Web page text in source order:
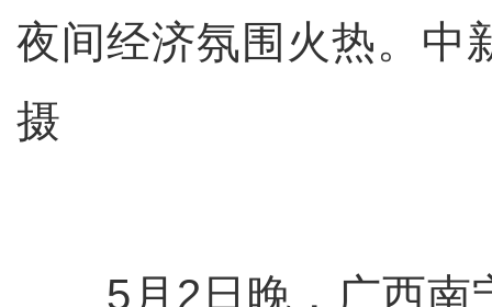
夜间经济氛围火热。中
摄
5月2日晚，广西南